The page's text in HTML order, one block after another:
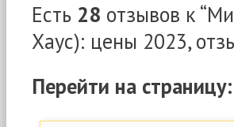
Есть 28 отзывов к
Хаус): цены 2023,
Перейти на страницу: